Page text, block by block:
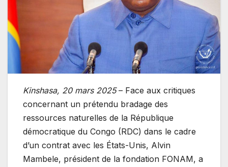
Kinshasa, 20 mars 2025– Face aux critiques
concernant un prétendu bradage des
ressources naturelles de la République
démocratique du Congo (RDC) dans le cadre
d’un contrat avec les États-Unis, Alvin
Mambele, président de la fondation FONAM, a